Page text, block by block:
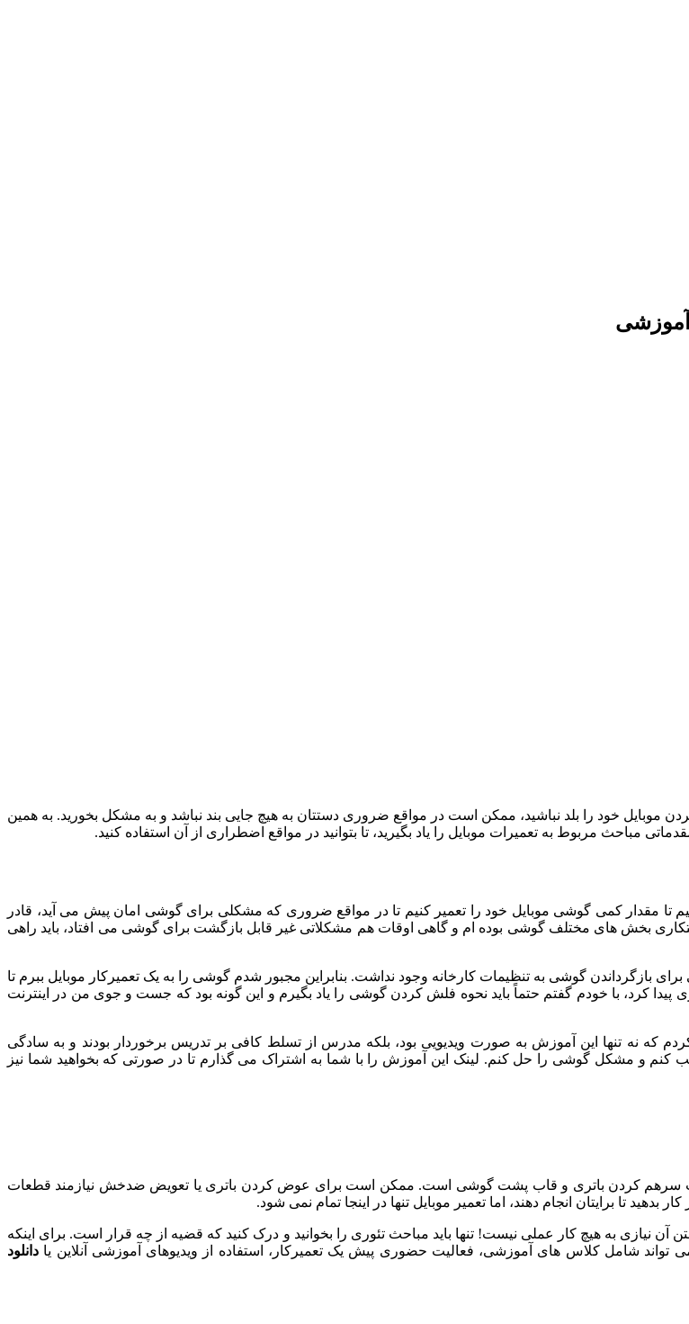
آموزشی
موبایل خود را بلد نباشید، ممکن است در مواقع ضروری دستتان به هیچ جایی بند نباشد و به مشکل بخورید. به همین
مباحث مربوط به تعمیرات موبایل را یاد بگیرید، تا بتوانید در مواقع اضطراری از آن استفاده کنید.
تا مقدار کمی گوشی موبایل خود را تعمیر کنیم تا در مواقع ضروری که مشکلی برای گوشی امان پیش می آید، قادر
بخش های مختلف گوشی بوده ام و گاهی اوقات هم مشکلاتی غیر قابل بازگشت برای گوشی می افتاد، باید راهی
گوشی به تنظیمات کارخانه وجود نداشت. بنابراین مجبور شدم گوشی را به یک تعمیرکار موبایل ببرم تا
کرد، با خودم گفتم حتماً باید نحوه فلش کردن گوشی را یاد بگیرم و این گونه بود که جست و جوی من در اینترنت
که نه تنها این آموزش به صورت ویدیویی بود، بلکه مدرس از تسلط کافی بر تدریس برخوردار بودند و به سادگی
و مشکل گوشی را حل کنم. لینک این آموزش را با شما به اشتراک می گذارم تا در صورتی که بخواهید شما نیز
سرهم کردن باتری و قاب پشت گوشی است. ممکن است برای عوض کردن باتری یا تعویض ضدخش نیازمند قطعات
تا برایتان انجام دهند، اما تعمیر موبایل تنها در اینجا تمام نمی شود.
آن نیازی به هیچ کار عملی نیست! تنها باید مباحث تئوری را بخوانید و درک کنید که قضیه از چه قرار است. برای اینکه
می تواند شامل کلاس های آموزشی، فعالیت حضوری پیش یک تعمیرکار، استفاده از ویدیوهای آموزشی آنلاین یا دانلود